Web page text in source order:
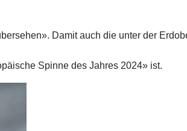
Damit auch die unter der
Spinne des Jahres 2024» ist.